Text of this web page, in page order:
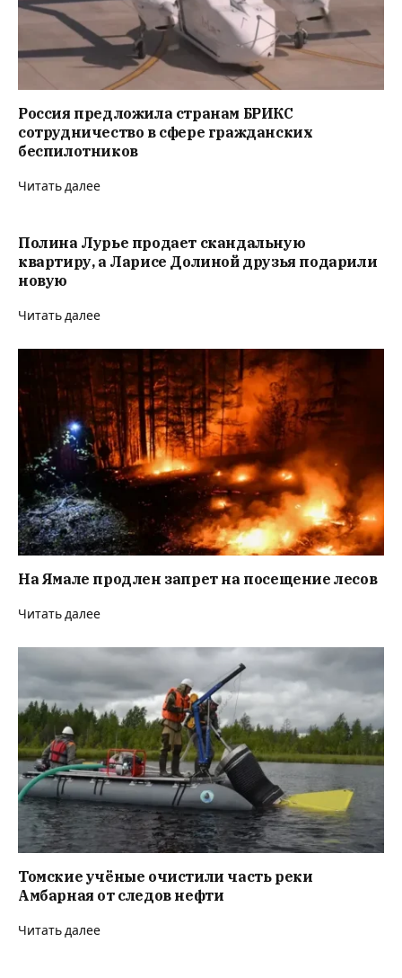
Россия предложила странам БРИКС
сотрудничество в сфере гражданских
беспилотников
Читать далее
Полина Лурье продает скандальную
квартиру, а Ларисе Долиной друзья подарили
новую
Читать далее
На Ямале продлен запрет на посещение лесов
Читать далее
Томские учёные очистили часть реки
Амбарная от следов нефти
Читать далее